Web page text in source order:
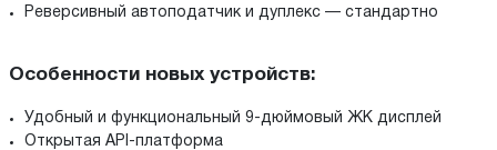
Реверсивный автоподатчик и дуплекс — стандартно
Особенности новых устройств:
Удобный и функциональный 9-дюймовый ЖК дисплей
Открытая API-платформа